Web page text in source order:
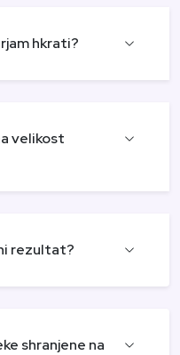
hkrati?
velikost
rezultat?
shranjene na